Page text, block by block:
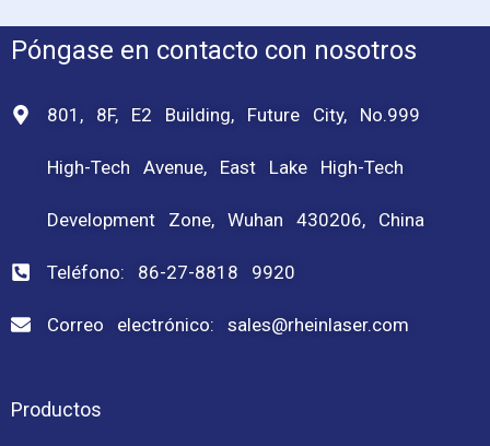
Póngase en contacto con nosotros
801, 8F, E2 Building, Future City, No.999
High-Tech Avenue, East Lake High-Tech
Development Zone, Wuhan 430206, China
Teléfono: 86-27-8818 9920
Correo electrónico: sales@rheinlaser.com
Productos